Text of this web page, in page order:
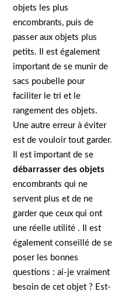
objets les plus
encombrants, puis de
passer aux objets plus
petits. Il est également
important de se munir de
sacs poubelle pour
faciliter le tri et le
rangement des objets.
Une autre erreur à éviter
est de vouloir tout garder.
Il est important de se
débarrasser des objets
encombrants qui ne
servent plus et de ne
garder que ceux qui ont
une réelle utilité . Il est
également conseillé de se
poser les bonnes
questions : ai-je vraiment
besoin de cet objet ? Est-